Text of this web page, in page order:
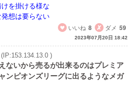
を掛ける様な
想は要らない
いいね 8 ダメ 59
2023年07月20日 18:42
(IP:153.134.13.0 )
ないから売るが出来るのはプレミア
ンピオンズリーグに出るようなメガ